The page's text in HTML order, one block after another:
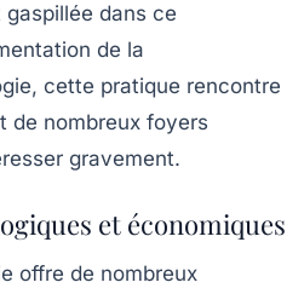
gaspillée dans ce
de la
cette pratique rencontre
de nombreux foyers
gravement.
et économiques
offre de nombreux